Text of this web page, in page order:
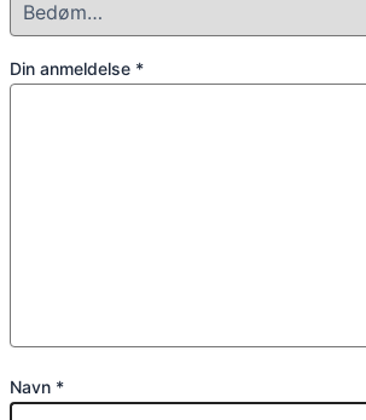
Din anmeldelse *
Navn *